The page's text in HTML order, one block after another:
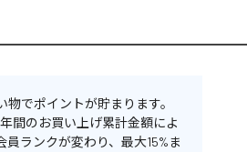
物でポイントが貯まります。
間のお買い上げ累計金額によ
員ランクが変わり、最大15%ま